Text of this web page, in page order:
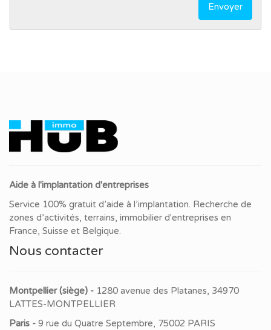
Envoyer
Aide à l'implantation d'entreprises
Service 100% gratuit d’aide à l’implantation. Recherche de
zones d’activités, terrains, immobilier d'entreprises en
France, Suisse et Belgique.
Nous contacter
Montpellier (siège) - 1280 avenue des Platanes, 34970
LATTES-MONTPELLIER
Paris - 9 rue du Quatre Septembre, 75002 PARIS